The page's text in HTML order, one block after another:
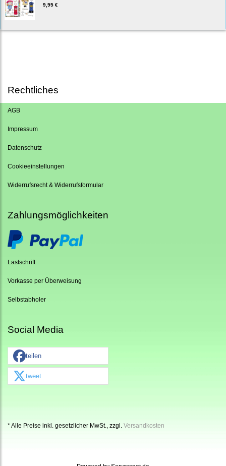
9,95 €
Rechtliches
AGB
Impressum
Datenschutz
Cookieeinstellungen
Widerrufsrecht & Widerrufsformular
Zahlungsmöglichkeiten
Lastschrift
Vorkasse per Überweisung
Selbstabholer
Social Media
teilen
tweet
* Alle Preise inkl. gesetzlicher MwSt., zzgl. Versandkosten